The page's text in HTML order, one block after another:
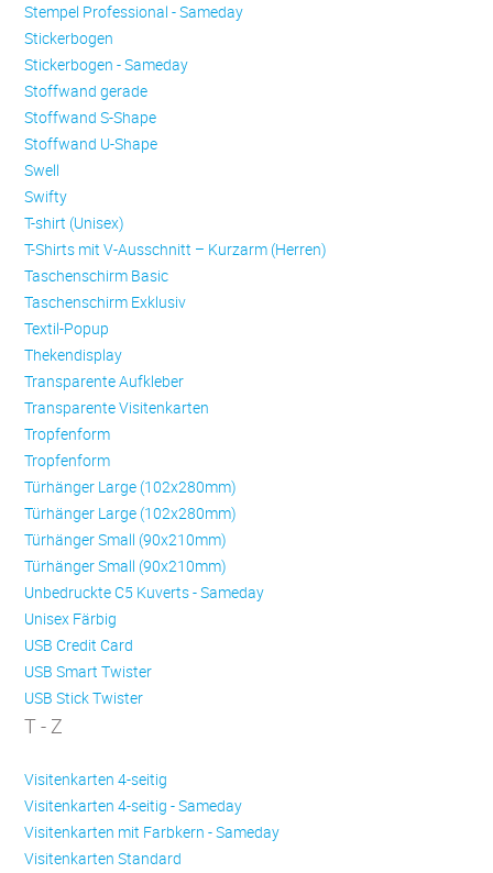
Stempel Professional - Sameday
Stickerbogen
Stickerbogen - Sameday
Stoffwand gerade
Stoffwand S-Shape
Stoffwand U-Shape
Swell
Swifty
T-shirt (Unisex)
T-Shirts mit V-Ausschnitt – Kurzarm (Herren)
Taschenschirm Basic
Taschenschirm Exklusiv
Textil-Popup
Thekendisplay
Transparente Aufkleber
Transparente Visitenkarten
Trop­fen­form
Trop­fen­form
Türhänger Large (102x280mm)
Türhänger Large (102x280mm)
Türhänger Small (90x210mm)
Türhänger Small (90x210mm)
Unbedruckte C5 Kuverts - Sameday
Unisex Färbig
USB Credit Card
USB Smart Twister
USB Stick Twister
T - Z
Visitenkarten 4-seitig
Visitenkarten 4-seitig - Sameday
Visitenkarten mit Farbkern - Sameday
Visitenkarten Standard